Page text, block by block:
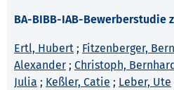
BA-BIBB-IAB-Bewerberstudie
Ertl, Hubert ; Fitzenberger,
Alexander ; Christoph,
Julia ; Keßler, Catie ; Leber, Ute